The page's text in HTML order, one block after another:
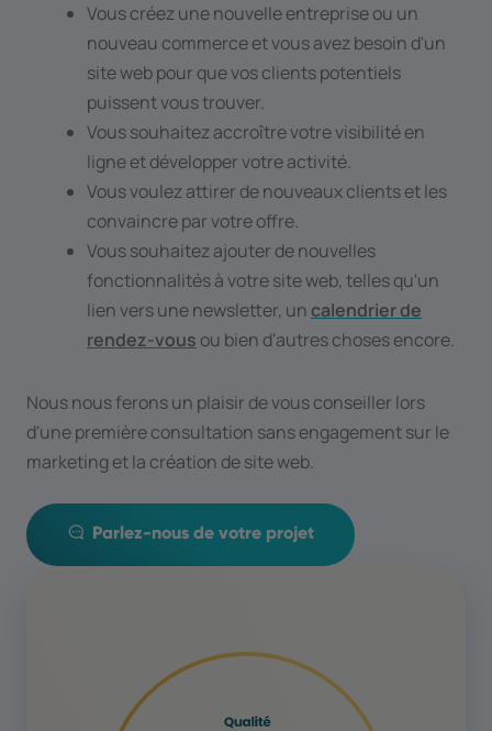
Vous créez une nouvelle entreprise ou un
nouveau commerce et vous avez besoin d'un
site web pour que vos clients potentiels
puissent vous trouver.
Vous souhaitez accroître votre visibilité en
ligne et développer votre activité.
Vous voulez attirer de nouveaux clients et les
convaincre par votre offre.
Vous souhaitez ajouter de nouvelles
fonctionnalités à votre site web, telles qu'un
lien vers une newsletter, un calendrier de
rendez-vous ou bien d'autres choses encore.
Nous nous ferons un plaisir de vous conseiller lors
d'une première consultation sans engagement sur le
marketing et la création de site web.
Parlez-nous de votre projet